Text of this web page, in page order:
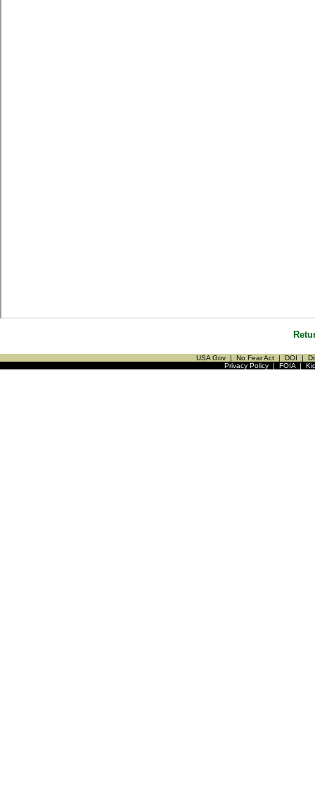
USA Gov | No Fear Act | DOI |
Privacy Policy| FOIA|